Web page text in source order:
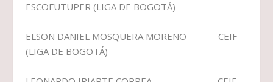
ESCOFUTUPER (LIGA DE BOGOTÁ)
ELSON DANIEL MOSQUERA MORENO CEIF
(LIGA DE BOGOTÁ)